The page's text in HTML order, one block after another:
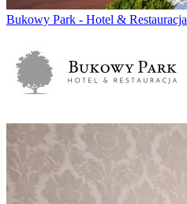
Bukowy Park - Hotel & Restauracja